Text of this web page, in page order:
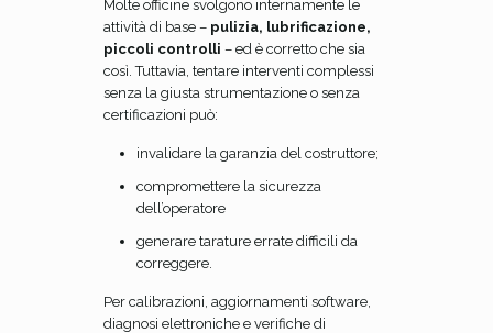
Molte officine svolgono internamente le
attività di base – pulizia, lubrificazione,
piccoli controlli – ed è corretto che sia
così. Tuttavia, tentare interventi complessi
senza la giusta strumentazione o senza
certificazioni può:
invalidare la garanzia del costruttore;
compromettere la sicurezza
dell’operatore
generare tarature errate difficili da
correggere.
Per calibrazioni, aggiornamenti software,
diagnosi elettroniche e verifiche di